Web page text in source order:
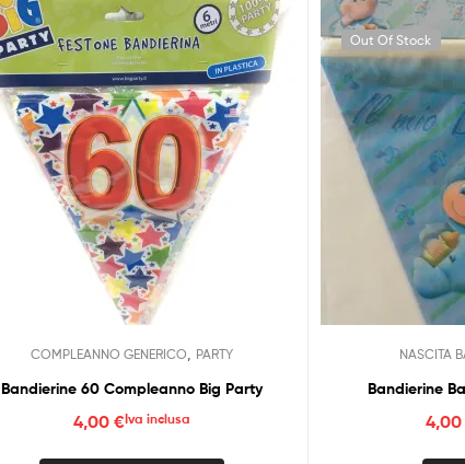
COMPLEANNO GENERICO PARTY
Bandierine 60 Compleanno Big Party
4,00 €Iva inclusa
Out Of Stock
NASCITA
Bandierine